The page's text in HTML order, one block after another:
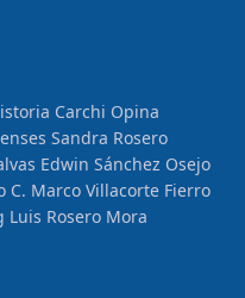
Carchi Opina
Sandra Rosero
Edwin Sánchez Osejo
C. Marco Villacorte Fierro
Luis Rosero Mora